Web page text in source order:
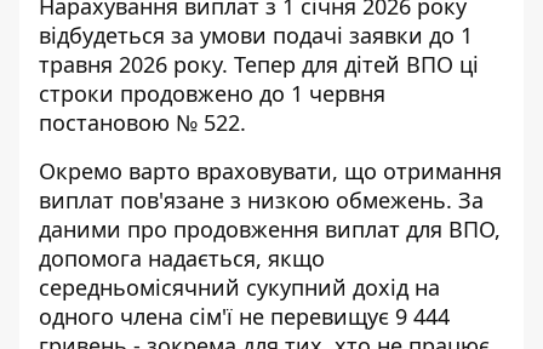
Нарахування виплат з 1 січня 2026 року
відбудеться за умови подачі заявки до 1
травня 2026 року. Тепер для дітей ВПО ці
строки продовжено до 1 червня
постановою № 522.
Окремо варто враховувати, що отримання
виплат пов'язане з низкою обмежень. За
даними про продовження виплат для ВПО,
допомога надається, якщо
середньомісячний сукупний дохід на
одного члена сім'ї не перевищує 9 444